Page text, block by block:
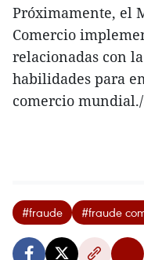
Próximamente, el
Comercio
relacionadas con
habilidades para
comercio
#fraude #fraude